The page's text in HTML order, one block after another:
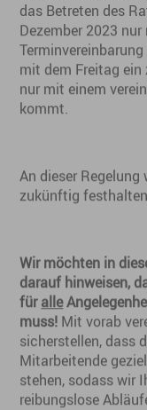
das Betreten des
Dezember 2023
mit dem Freitag ein
nur mit einem
kommt.
An dieser
zukünftig
Wir möchten in
darauf hinweisen,
füralle
muss! Mit vorab
sicherstellen, dass
Mitarbeitende
stehen, sodass wir
reibungslose